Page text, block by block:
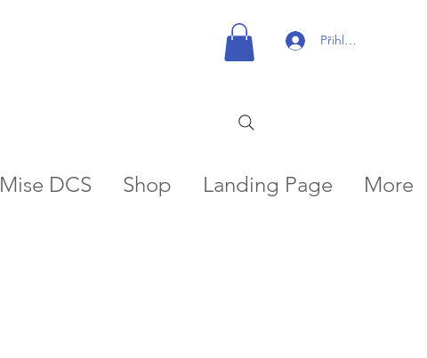
Přihlásit se
Mise DCS Shop Landing Page More